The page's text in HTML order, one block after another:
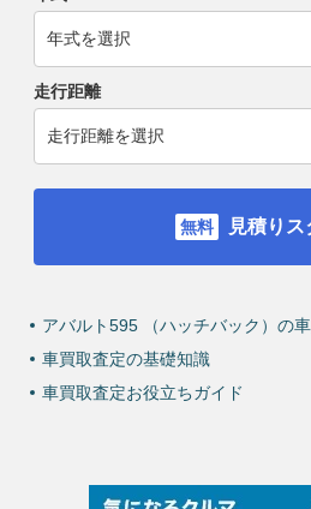
走行距離
見積りス
アバルト595 （ハッチバック）の
車買取査定の基礎知識
車買取査定お役立ちガイド